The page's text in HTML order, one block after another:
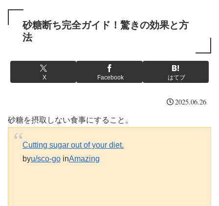
砂糖断ち完全ガイド！驚きの効果と方
法
X Facebook はてブ
2025.06.26
砂糖を摂取しない食事にすること。
Cutting sugar out of your diet.
byu/sco-goinAmazing